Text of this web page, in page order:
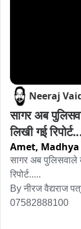
Neeraj
सागर अब
लिखी गई
By नीरज
Amet,
सागर अब पुलिसवाले
रिपोर्ट.....
By नीरज वैद्यराज
07582888100